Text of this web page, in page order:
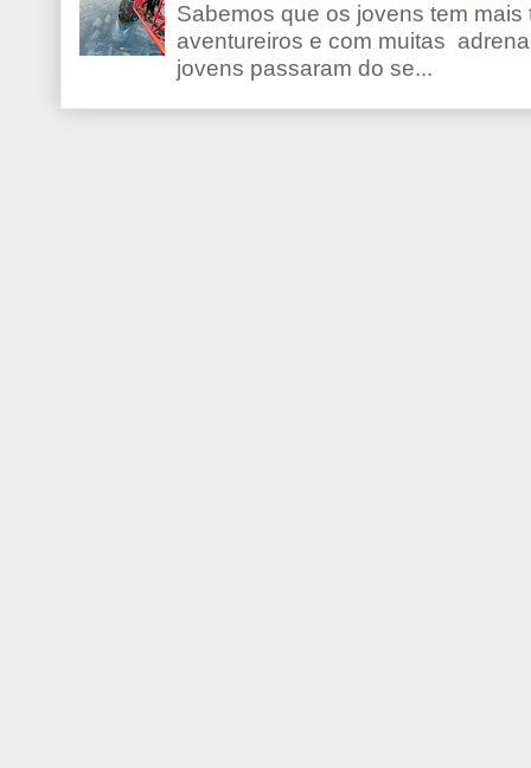
Sabemos que os jovens tem
aventureiros e com muitas
jovens passaram do se...